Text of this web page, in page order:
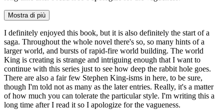
Mostra di più
I definitely enjoyed this book, but it is also definitely the start of a
saga. Throughout the whole novel there's so, so many hints of a
larger world, and bursts of rapid-fire world building. The world
King is creating is strange and intriguing enough that I want to
continue with this series just to see how deep the rabbit hole goes.
There are also a fair few Stephen King-isms in here, to be sure,
though I'm told not as many as the later entries. Really, it's a matter
of how much you can tolerate the particular style. I'm writing this a
long time after I read it so I apologize for the vagueness.